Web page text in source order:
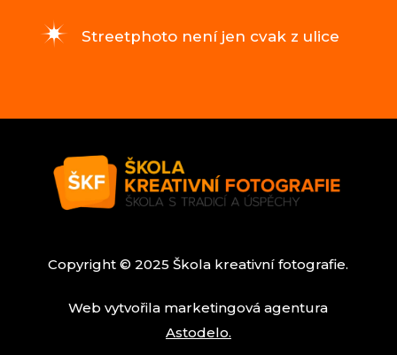
Streetphoto není jen cvak z ulice
Copyright © 2025 Škola kreativní fotografie.
Web vytvořila marketingová agentura
Astodelo.